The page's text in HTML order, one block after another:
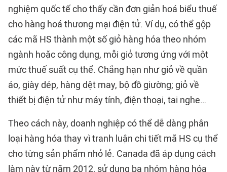
nghiệm quốc tế cho thấy cần đơn giản hoá biểu thuế
cho hàng hoá thương mại điện tử. Ví dụ, có thể gộp
các mã HS thành một số giỏ hàng hóa theo nhóm
ngành hoặc công dụng, mỗi giỏ tương ứng với một
mức thuế suất cụ thể. Chẳng hạn như giỏ về quần
áo, giày dép, hàng dệt may, bộ đồ giường; giỏ về
thiết bị điện tử như máy tính, điện thoại, tai nghe…
Theo cách này, doanh nghiệp có thể dễ dàng phân
loại hàng hóa thay vì tranh luận chi tiết mã HS cụ thể
cho từng sản phẩm nhỏ lẻ. Canada đã áp dụng cách
làm này từ năm 2012, sử dụng ba nhóm hàng hóa